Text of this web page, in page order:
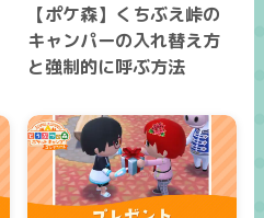
【ポケ森】くちぶえ峠の
キャンパーの入れ替え方
と強制的に呼ぶ方法